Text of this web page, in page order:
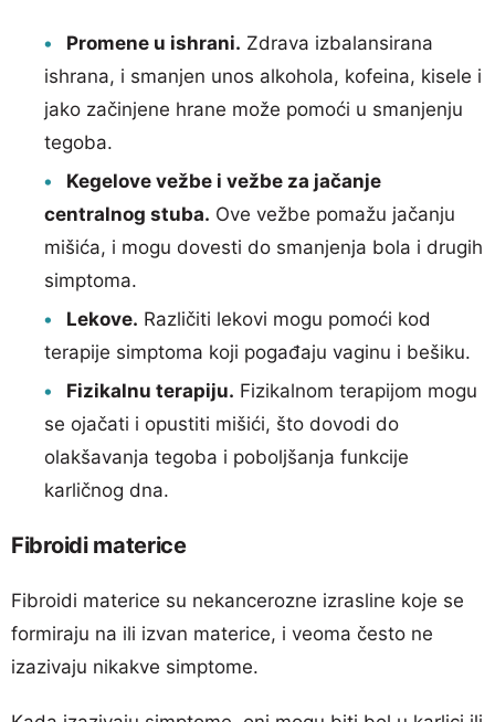
Promene u ishrani. Zdrava izbalansirana
ishrana, i smanjen unos alkohola, kofeina, kisele i
jako začinjene hrane može pomoći u smanjenju
tegoba.
Kegelove vežbe i vežbe za jačanje
centralnog stuba. Ove vežbe pomažu jačanju
mišića, i mogu dovesti do smanjenja bola i drugih
simptoma.
Lekove. Različiti lekovi mogu pomoći kod
terapije simptoma koji pogađaju vaginu i bešiku.
Fizikalnu terapiju. Fizikalnom terapijom mogu
se ojačati i opustiti mišići, što dovodi do
olakšavanja tegoba i poboljšanja funkcije
karličnog dna.
Fibroidi materice
Fibroidi materice su nekancerozne izrasline koje se
formiraju na ili izvan materice, i veoma često ne
izazivaju nikakve simptome.